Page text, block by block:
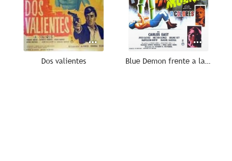
Dos valientes Blue Demon frente a la muerte